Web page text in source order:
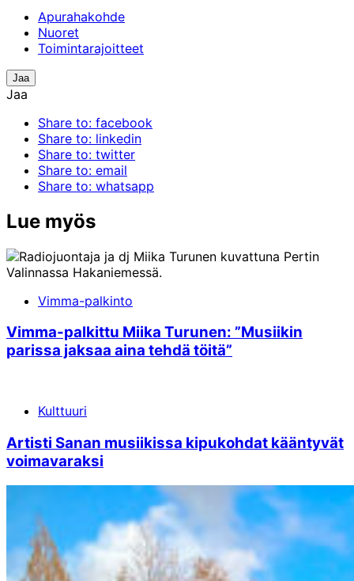
Apurahakohde
Nuoret
Toimintarajoitteet
Jaa
Jaa
Share to: facebook
Share to: linkedin
Share to: twitter
Share to: email
Share to: whatsapp
Lue myös
Vimma-palkinto
Vimma-palkittu Miika Turunen: ”Musiikin
parissa jaksaa aina tehdä töitä”
Kulttuuri
Artisti Sanan musiikissa kipukohdat kääntyvät
voimavaraksi